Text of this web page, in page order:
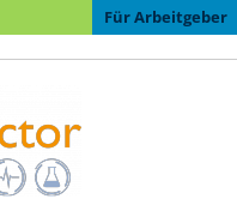
Für Arbeitgeber